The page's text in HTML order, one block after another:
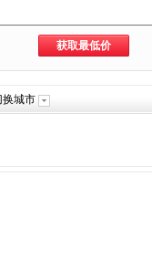
换城市